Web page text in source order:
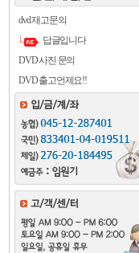
dvd 재고문의
답글입니다
DVD 사진 문의
DVD 출고언제요!!